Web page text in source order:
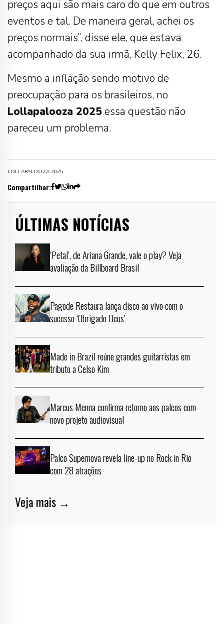
preços aqui são mais caro do que em outros
eventos e tal. De maneira geral, achei os
preços normais”, disse ele, que estava
acompanhado da sua irmã, Kelly Felix, 26.
Mesmo a inflação sendo motivo de
preocupação para os brasileiros, no
Lollapalooza 2025essa questão não
pareceu um problema.
LOLLAPALOOZA 2025
Compartilhar:
ÚLTIMAS NOTÍCIAS
‘Petal’, de Ariana Grande, vale o play? Veja
avaliação da Billboard Brasil
Pagode Restaura lança disco ao vivo com o
sucesso ‘Obrigado Deus’
Made in Brazil reúne grandes guitarristas em
tributo a Celso Kim
Marcus Menna confirma retorno aos palcos com
novo projeto audiovisual
Palco Supernova revela line-up no Rock in Rio
com 28 atrações
Veja mais →